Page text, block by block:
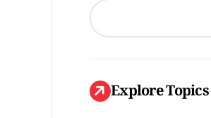
Explore Topics